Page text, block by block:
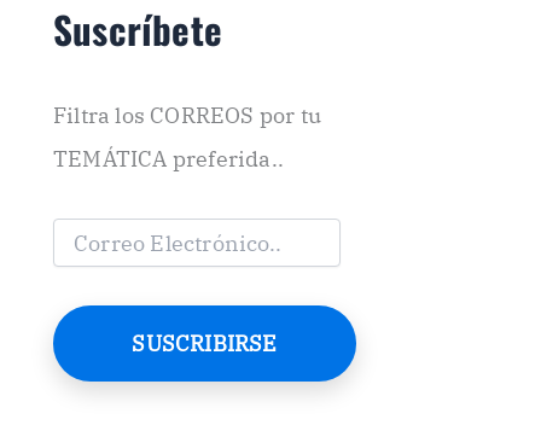
Suscríbete
Filtra los CORREOS por tu
TEMÁTICA preferida..
C
e
o
E
SUSCRIBIRSE